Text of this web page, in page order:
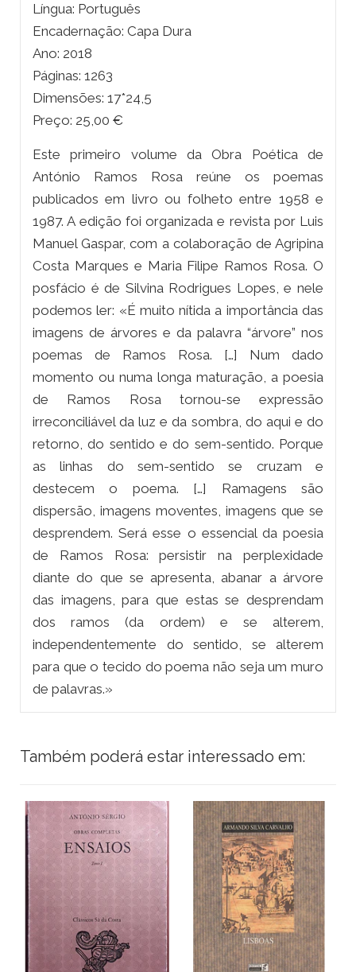
Língua: Português
Encadernação: Capa Dura
Ano: 2018
Páginas: 1263
Dimensões: 17*24,5
Preço: 25,00 €
Este primeiro volume da Obra Poéticade
António Ramos Rosa reúne os poemas
publicados em livro ou folheto entre 1958 e
1987. A edição foi organizada e revista por Luis
Manuel Gaspar, com a colaboração de Agripina
Costa Marques e Maria Filipe Ramos Rosa. O
posfácio é de Silvina Rodrigues Lopes, e nele
podemos ler: «É muito nítida a importância das
imagens de árvores e da palavra “árvore” nos
poemas de Ramos Rosa. […] Num dado
momento ou numa longa maturação, a poesia
de Ramos Rosa tornou-se expressão
irreconciliável da luz e da sombra, do aqui e do
retorno, do sentido e do sem-sentido. Porque
as linhas do sem-sentido se cruzam e
destecem o poema. […] Ramagens são
dispersão, imagens moventes, imagens que se
desprendem. Será esse o essencial da poesia
de Ramos Rosa: persistir na perplexidade
diante do que se apresenta, abanar a árvore
das imagens, para que estas se desprendam
dos ramos (da ordem) e se alterem,
independentemente do sentido, se alterem
para que o tecido do poema não seja um muro
de palavras.»
Também poderá estar interessado em: